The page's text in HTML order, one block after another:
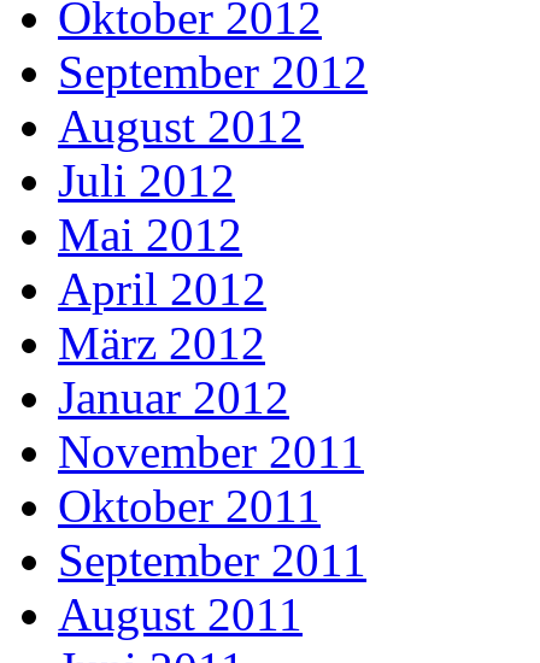
Oktober 2012
September 2012
August 2012
Juli 2012
Mai 2012
April 2012
März 2012
Januar 2012
November 2011
Oktober 2011
September 2011
August 2011